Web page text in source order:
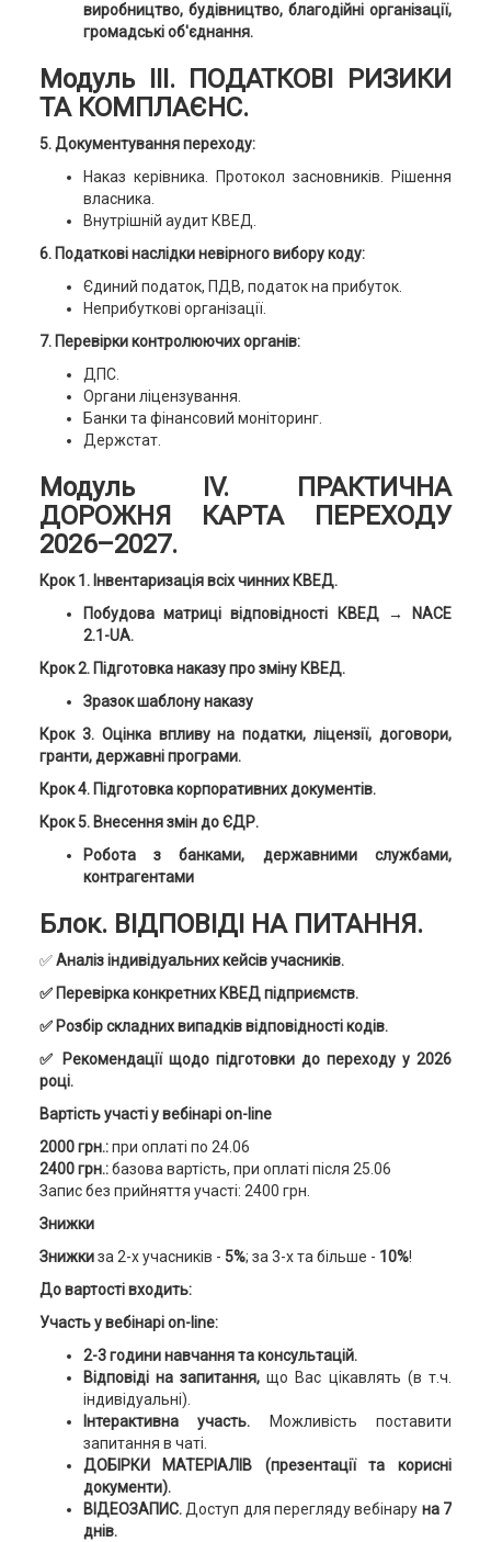
виробництво, будівництво, благодійні організації,
громадські об'єднання.
Модуль ІІІ. ПОДАТКОВІ РИЗИКИ
ТА КОМПЛАЄНС.
5. Документування переходу:
Наказ керівника. Протокол засновників. Рішення
власника.
Внутрішній аудит КВЕД.
6. Податкові наслідки невірного вибору коду:
Єдиний податок, ПДВ, податок на прибуток.
Неприбуткові організації.
7. Перевірки контролюючих органів:
ДПС.
Органи ліцензування.
Банки та фінансовий моніторинг.
Держстат.
Модуль ІV. ПРАКТИЧНА
ДОРОЖНЯ КАРТА ПЕРЕХОДУ
2026–2027.
Крок 1. Інвентаризація всіх чинних КВЕД.
Побудова матриці відповідності КВЕД → NACE
2.1-UA.
Крок 2. Підготовка наказу про зміну КВЕД.
Зразок шаблону наказу
Крок 3. Оцінка впливу на податки, ліцензії, договори,
гранти, державні програми.
Крок 4. Підготовка корпоративних документів.
Крок 5. Внесення змін до ЄДР.
Робота з банками, державними службами,
контрагентами
Блок. ВІДПОВІДІ НА ПИТАННЯ.
✅Аналіз індивідуальних кейсів учасників.
✅ Перевірка конкретних КВЕД підприємств.
✅ Розбір складних випадків відповідності кодів.
✅ Рекомендації щодо підготовки до переходу у 2026
році.
Вартість участі у вебінарі on-line
2000 грн.:при оплаті по 24.06
2400 грн.:базова вартість, при оплаті після 25.06
Запис без прийняття участі: 2400 грн.
Знижки
Знижкиза 2-х учасників - 5%; за 3-х та більше - 10%!
До вартості входить:
Участь у вебінарі on-line:
2-3 години навчання та консультацій.
Відповіді на запитання,що Вас цікавлять (в т.ч.
індивідуальні).
Інтерактивна участь.
Можливість поставити
запитання в чаті.
ДОБІРКИ МАТЕРІАЛІВ (презентації та корисні
документи).
ВІДЕОЗАПИС.Доступ для перегляду вебінару на 7
днів.